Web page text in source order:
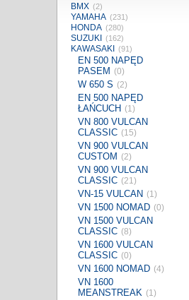
BMX (2)
YAMAHA (231)
HONDA (280)
SUZUKI (162)
KAWASAKI (91)
EN 500 NAPĘD
PASEM
(0)
W 650 S (2)
EN 500 NAPĘD
ŁAŃCUCH (1)
VN 800 VULCAN
CLASSIC (15)
VN 900 VULCAN
CUSTOM
(2)
VN 900 VULCAN
CLASSIC (21)
VN-15 VULCAN (1)
VN 1500 NOMAD (0)
VN 1500 VULCAN
CLASSIC (8)
VN 1600 VULCAN
CLASSIC (0)
VN 1600 NOMAD (4)
VN 1600
MEANSTREAK (1)